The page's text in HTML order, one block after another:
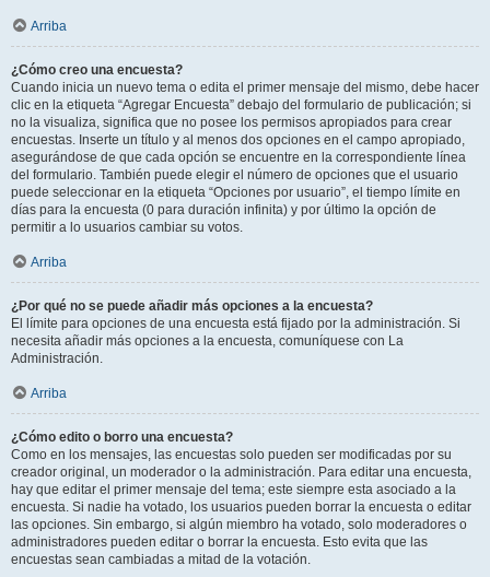
Arriba
¿Cómo creo una encuesta?
Cuando inicia un nuevo tema o edita el primer mensaje del mismo, debe hacer
clic en la etiqueta “Agregar Encuesta” debajo del formulario de publicación; si
no la visualiza, significa que no posee los permisos apropiados para crear
encuestas. Inserte un título y al menos dos opciones en el campo apropiado,
asegurándose de que cada opción se encuentre en la correspondiente línea
del formulario. También puede elegir el número de opciones que el usuario
puede seleccionar en la etiqueta “Opciones por usuario”, el tiempo límite en
días para la encuesta (0 para duración infinita) y por último la opción de
permitir a lo usuarios cambiar su votos.
Arriba
¿Por qué no se puede añadir más opciones a la encuesta?
El límite para opciones de una encuesta está fijado por la administración. Si
necesita añadir más opciones a la encuesta, comuníquese con La
Administración.
Arriba
¿Cómo edito o borro una encuesta?
Como en los mensajes, las encuestas solo pueden ser modificadas por su
creador original, un moderador o la administración. Para editar una encuesta,
hay que editar el primer mensaje del tema; este siempre esta asociado a la
encuesta. Si nadie ha votado, los usuarios pueden borrar la encuesta o editar
las opciones. Sin embargo, si algún miembro ha votado, solo moderadores o
administradores pueden editar o borrar la encuesta. Esto evita que las
encuestas sean cambiadas a mitad de la votación.